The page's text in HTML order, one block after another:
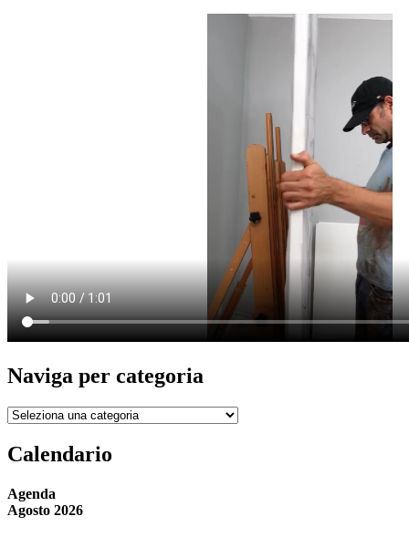
Naviga per categoria
Naviga
categoria
Calendario
Agenda
Agosto 2026